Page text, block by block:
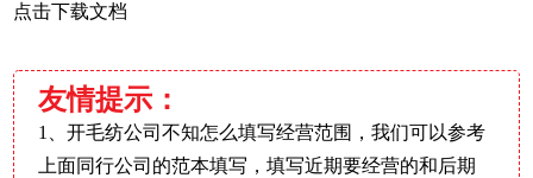
点击下载文档
友情提示：
1、开毛纺公司不知怎么填写经营范围，我们可以参考
上面同行公司的范本填写，填写近期要经营的和后期